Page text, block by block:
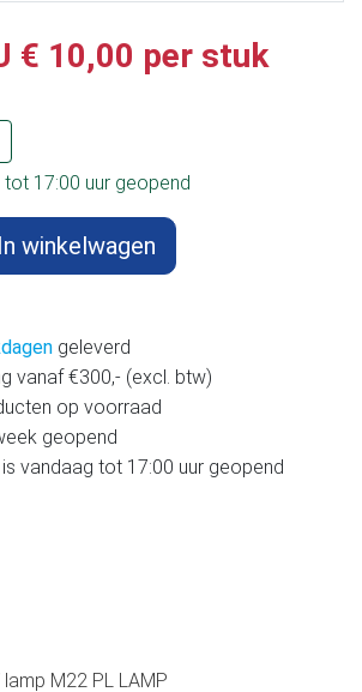
€ 10,00 per stuk
17:00 uur geopend
In winkelwagen
geleverd
vanaf €300,- (excl. btw)
op voorraad
geopend
vandaag tot 17:00 uur geopend
M22 PL LAMP